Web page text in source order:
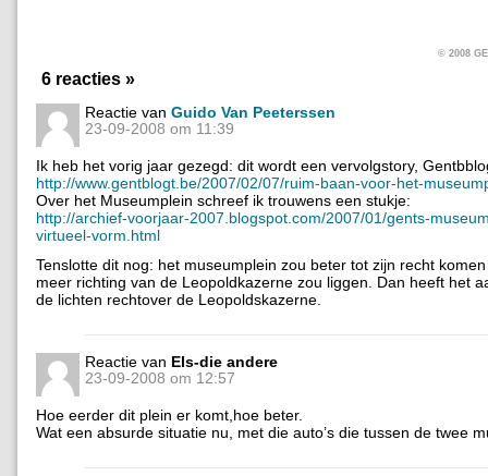
© 2008
6 reacties »
Reactie van Guido Van Peeterssen
23-09-2008 om 11:39
Ik heb het vorig jaar gezegd: dit wordt een vervolgstory,
http://www.gentblogt.be/2007/02/07/ruim-baan-voor-het-
Over het Museumplein schreef ik trouwens een stukje:
http://archief-voorjaar-2007.blogspot.com/2007/01/gents-
virtueel-vorm.html
Tenslotte dit nog: het museumplein zou beter tot zijn recht
meer richting van de Leopoldkazerne zou liggen. Dan heeft het
de lichten rechtover de Leopoldskazerne.
Reactie van Els-die andere
23-09-2008 om 12:57
Hoe eerder dit plein er komt,hoe beter.
Wat een absurde situatie nu, met die auto’s die tussen de twee